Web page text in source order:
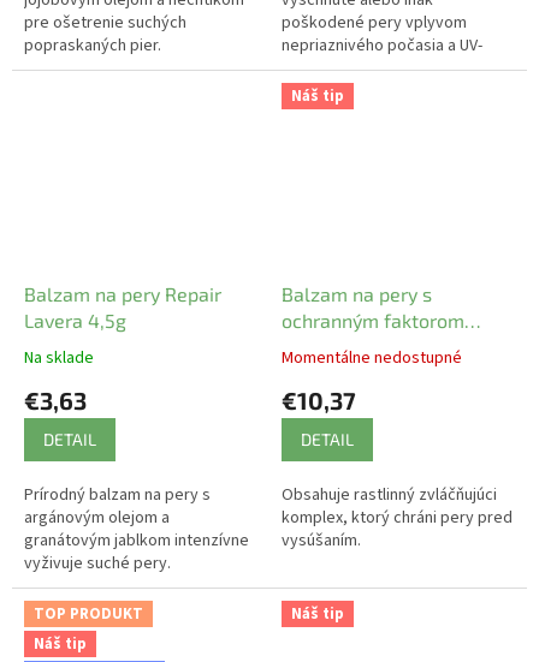
pre ošetrenie suchých
popraskaných pier.
poškodené pery vplyvom
nepriaznivého počasia a UV-
žiarenia.
Balzam na pery Repair
Lavera 4,5g
Na sklade
€3,63
DETAIL
Prírodný balzam na pery s
argánovým olejom a
granátovým jablkom intenzívne
vyživuje suché pery.
Náš tip
Balzam na pery s
ochranným faktorom
SPF30 - Alga Maris
Momentálne nedostupné
€10,37
DETAIL
Obsahuje rastlinný zvláčňujúci
komplex, ktorý chráni pery pred
vysúšaním.
TOP PRODUKT
Náš tip
Náš tip